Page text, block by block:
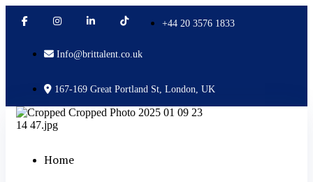
+44 20 3576 1833
Info@brittalent.co.uk
167-169 Great Portland St, London, UK
Home